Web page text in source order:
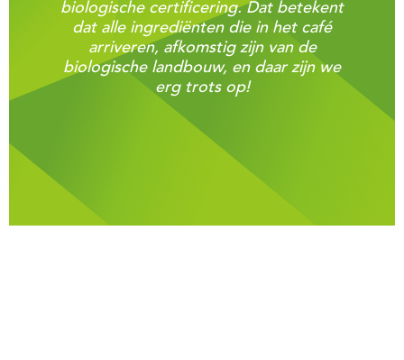
biologische certificering. Dat betekent
dat alle ingrediënten die in het café
arriveren, afkomstig zijn van de
biologische landbouw, en daar zijn we
erg trots op!